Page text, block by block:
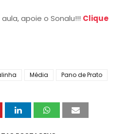
apoie o Sonalu!!! Clique
Média
Pano de Prato